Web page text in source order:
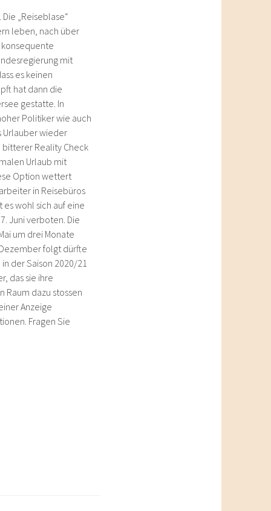
„Reiseblase“
leben, nach über
mit
es keinen
hat dann die
gestatte. In
Politiker wie auch
Urlauber wieder
bitterer Reality Check
Urlaub mit
Option wettert
in Reisebüros
wohl sich auf eine
Juni verboten. Die
um drei Monate
folgt dürfte
der Saison 2020/21
das sie ihre
Raum dazu stossen
Anzeige
Fragen Sie